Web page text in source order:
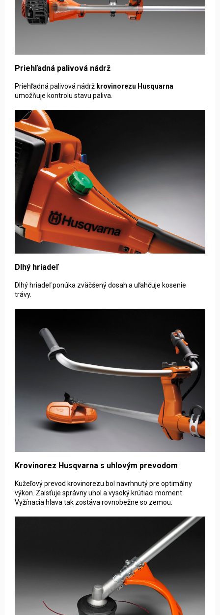
Priehľadná palivová nádrž
Priehľadná palivová nádrž krovinorezu Husquarna
umožňuje kontrolu stavu paliva.
Dlhý hriadeľ
Dlhý hriadeľ ponúka zväčšený dosah a uľahčuje kosenie
trávy.
Krovinorez Husqvarna s uhlovým prevodom
Kužeľový prevod krovinorezu bol navrhnutý pre optimálny
výkon. Zaisťuje správny uhol a vysoký krútiaci moment.
Vyžínacia hlava tak zostáva rovnobežne so zemou.